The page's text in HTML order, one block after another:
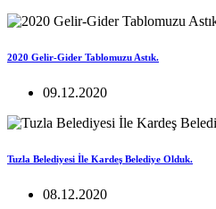
2020 Gelir-Gider Tablomuzu Astık.
09.12.2020
Tuzla Belediyesi İle Kardeş Belediye Olduk.
08.12.2020